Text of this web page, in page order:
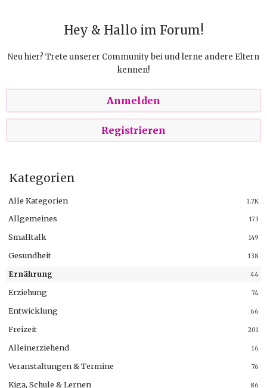
Hey & Hallo im Forum!
Neu hier? Trete unserer Community bei und lerne andere Eltern
kennen!
Anmelden
Registrieren
Kategorien
1.7K
Alle Kategorien
173
Allgemeines
149
Smalltalk
138
Gesundheit
44
Ernährung
74
Erziehung
66
Entwicklung
201
Freizeit
16
Alleinerziehend
76
Veranstaltungen & Termine
86
Kiga, Schule & Lernen